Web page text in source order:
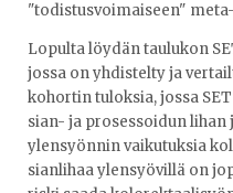
"todistusvoimaiseen"
Lopulta löydän taulukon
jossa on yhdistelty ja
kohortin tuloksia, jossa
sian- ja prosessoidun
ylensyönnin vaikutuksia
sianlihaa ylensyövillä on